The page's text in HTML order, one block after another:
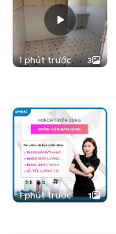
1 phút trước 3
1 phút trước 1